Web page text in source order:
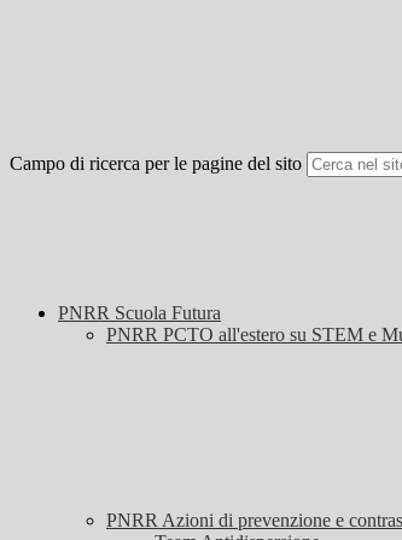
Campo di ricerca per le pagine del sito
PNRR Scuola Futura
PNRR PCTO all'estero su STEM e
PNRR Azioni di prevenzione e